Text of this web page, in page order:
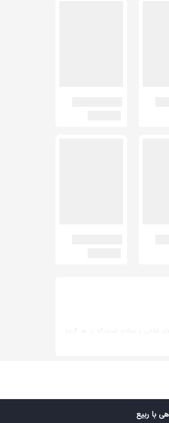
غذایی و موادی است که در هر گروه
با ربیع